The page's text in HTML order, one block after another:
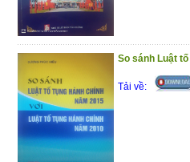
So sánh Luật
Tải về: